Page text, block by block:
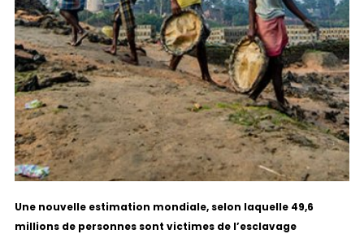
Une nouvelle estimation mondiale, selon laquelle 49,6
millions de personnes sont victimes de l’esclavage